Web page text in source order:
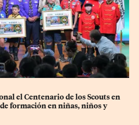
el Centenario de los Scouts en
formación en niñas, niños y